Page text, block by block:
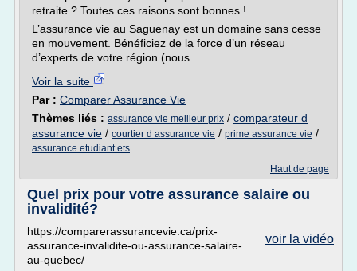
retraite ? Toutes ces raisons sont bonnes !
L’assurance vie au Saguenay est un domaine sans cesse
en mouvement. Bénéficiez de la force d’un réseau
d’experts de votre région (nous...
Voir la suite
Par : Comparer Assurance Vie
Thèmes liés : assurance vie meilleur prix / comparateur d
assurance vie / courtier d assurance vie / prime assurance vie /
assurance etudiant ets
Haut de page
Quel prix pour votre assurance salaire ou
invalidité?
voir la vidéo
https://comparerassurancevie.ca/prix-
assurance-invalidite-ou-assurance-salaire-
au-quebec/